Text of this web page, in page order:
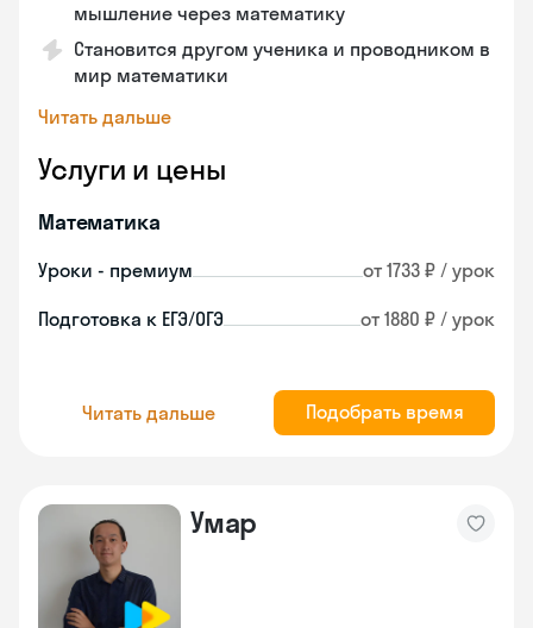
мышление через математику
Становится другом ученика и проводником в
мир математики
Читать дальше
Услуги и цены
Математика
Уроки - премиум от 1733 ₽ / урок
Подготовка к ЕГЭ/ОГЭ от 1880 ₽ / урок
Читать дальше Подобрать время
Умар